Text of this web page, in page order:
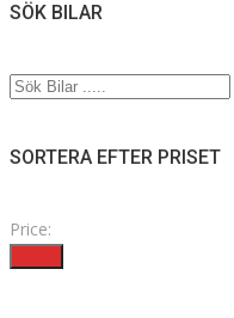
SÖK BILAR
SORTERA EFTER PRISET
Price: